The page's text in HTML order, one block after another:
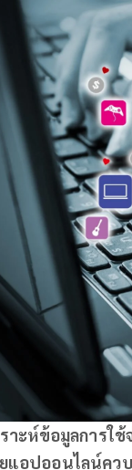
ราะห์ข้อมูลการ
แอปออนไลน์คว